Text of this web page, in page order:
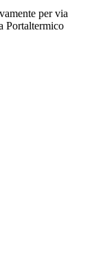
per via
Portaltermico